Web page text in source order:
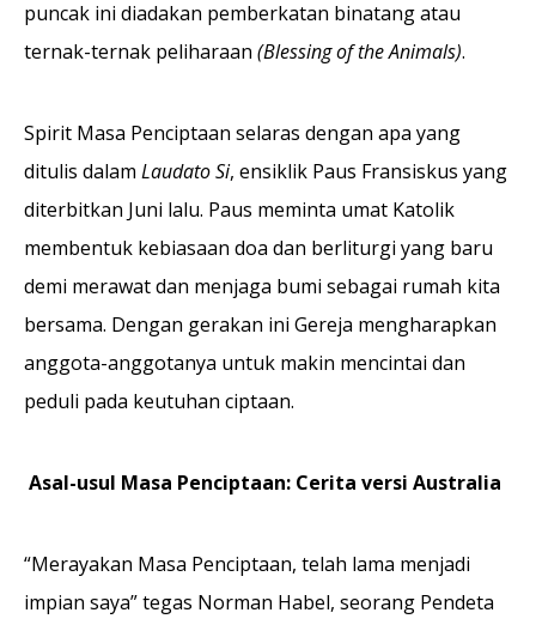
puncak ini diadakan pemberkatan binatang atau
ternak-ternak peliharaan (Blessing of the Animals).
Spirit Masa Penciptaan selaras dengan apa yang
ditulis dalam Laudato Si, ensiklik Paus Fransiskus yang
diterbitkan Juni lalu. Paus meminta umat Katolik
membentuk kebiasaan doa dan berliturgi yang baru
demi merawat dan menjaga bumi sebagai rumah kita
bersama. Dengan gerakan ini Gereja mengharapkan
anggota-anggotanya untuk makin mencintai dan
peduli pada keutuhan ciptaan.
Asal-usul Masa Penciptaan: Cerita versi Australia
“Merayakan Masa Penciptaan, telah lama menjadi
impian saya” tegas Norman Habel, seorang Pendeta